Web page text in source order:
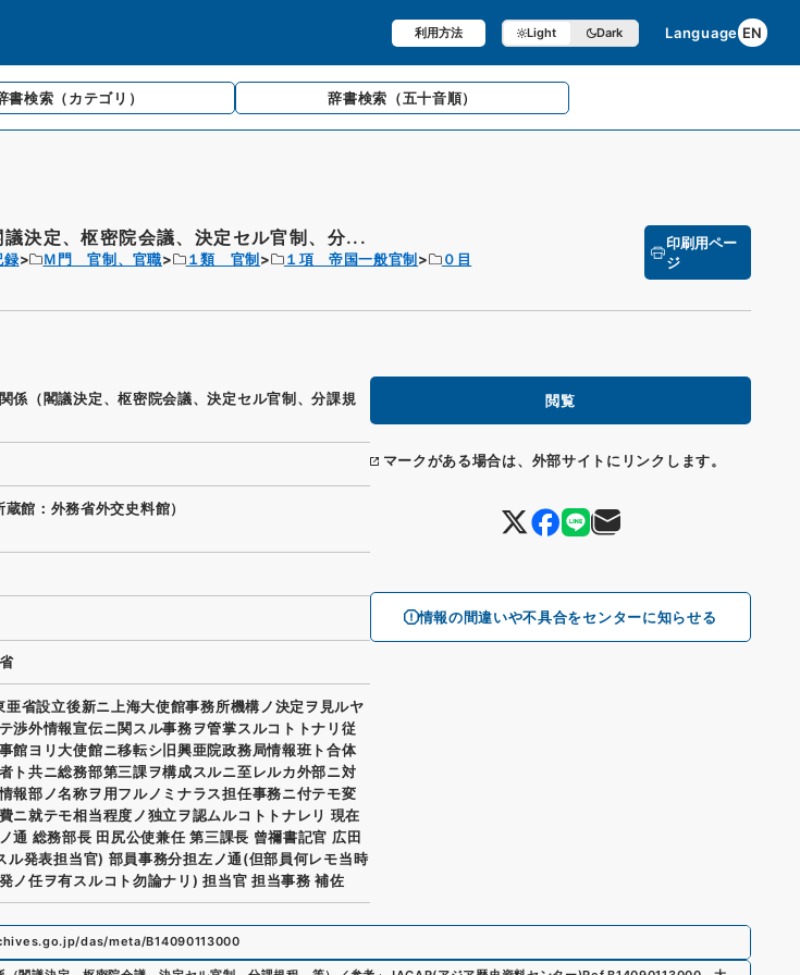
利用方法 Light Dark Language EN
書検索 （カテゴリ） 辞書検索 （五十音順）
議決定、枢密院会議、決定セル官制、分...
録 Ｍ門 官制、官職 １類 官制 １項 帝国一般官制
０目
印刷用ペー
ジ
閲覧
マークがある場合は、外部サイトにリンクします。
情報の間違いや不具合をセンターに知らせる
係（閣議決定、枢密院会議、決定セル官制、分課規
館：外務省外交史料館）
亜省設立後新ニ上海大使館事務所機構ノ決定ヲ見ルヤ
渉外情報宣伝ニ関スル事務ヲ管掌スルコトトナリ従
館ヨリ大使館ニ移転シ旧興亜院政務局情報班ト合体
ト共ニ総務部第三課ヲ構成スルニ至レルカ外部ニ対
報部ノ名称ヲ用フルノミナラス担任事務ニ付テモ変
ニ就テモ相当程度ノ独立ヲ認ムルコトトナレリ 現在
通 総務部長 田尻公使兼任 第三課長 曾禰書記官 広田
ル発表担当官) 部員事務分担左ノ通(但部員何レモ当時
ノ任ヲ有スルコト勿論ナリ) 担当官 担当事務 補佐
das/meta/B14090113000